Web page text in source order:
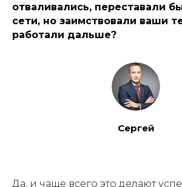
отваливались, переставали
сети, но заимствовали ваши
работали дальше?
Сергей
Да, и чаще всего это делают